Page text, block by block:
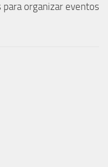
para organizar eventos